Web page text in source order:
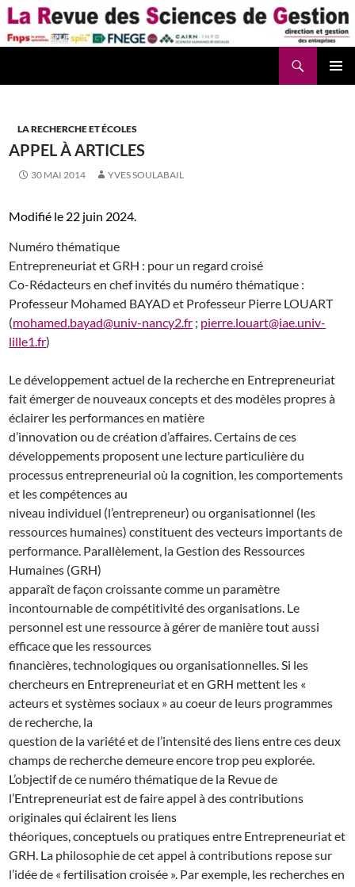
Aller
au
contenu
LA RECHERCHE ET ÉCOLES
APPEL À ARTICLES
30 MAI 2014 YVES SOULABAIL
Modifié le 22 juin 2024.
Numéro thématique
Entrepreneuriat et GRH : pour un regard croisé
Co-Rédacteurs en chef invités du numéro thématique :
Professeur Mohamed BAYAD et Professeur Pierre LOUART
(mohamed.bayad@univ-nancy2.fr ; pierre.louart@iae.univ-
lille1.fr)
Le développement actuel de la recherche en Entrepreneuriat
fait émerger de nouveaux concepts et des modèles propres à
éclairer les performances en matière
d’innovation ou de création d’affaires. Certains de ces
développements proposent une lecture particulière du
processus entrepreneurial où la cognition, les comportements
et les compétences au
niveau individuel (l’entrepreneur) ou organisationnel (les
ressources humaines) constituent des vecteurs importants de
performance. Parallèlement, la Gestion des Ressources
Humaines (GRH)
apparaît de façon croissante comme un paramètre
incontournable de compétitivité des organisations. Le
personnel est une ressource à gérer de manière tout aussi
efficace que les ressources
financières, technologiques ou organisationnelles. Si les
chercheurs en Entrepreneuriat et en GRH mettent les «
acteurs et systèmes sociaux » au coeur de leurs programmes
de recherche, la
question de la variété et de l’intensité des liens entre ces deux
champs de recherche demeure encore trop peu explorée.
L’objectif de ce numéro thématique de la Revue de
l’Entrepreneuriat est de faire appel à des contributions
originales qui éclairent les liens
théoriques, conceptuels ou pratiques entre Entrepreneuriat et
GRH. La philosophie de cet appel à contributions repose sur
l’idée de « fertilisation croisée ». Par exemple, les recherches en